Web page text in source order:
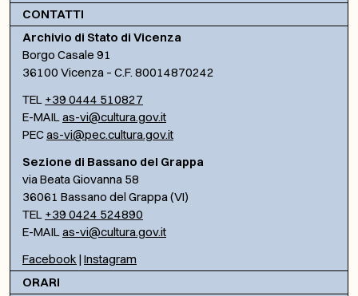
CONTATTI
Archivio di Stato di Vicenza
Borgo Casale 91
36100 Vicenza – C.F. 80014870242
TEL +39 0444 510827
E-MAILas-vi@cultura.gov.it
PECas-vi@pec.cultura.gov.it
Sezione di Bassano del Grappa
via Beata Giovanna 58
36061 Bassano del Grappa (VI)
TEL +39 0424 524890
E-MAILas-vi@cultura.gov.it
Facebook | Instagram
ORARI